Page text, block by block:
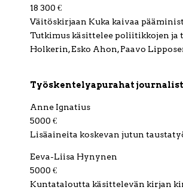
18 300 €
Väitöskirjaan Kuka kaivaa
Tutkimus käsittelee poliitikkojen
Holkerin, Esko Ahon, Paavo
Työskentelyapurahat
Anne Ignatius
5000 €
Lisäaineita koskevan jutun
Eeva-Liisa Hynynen
5000 €
Kuntataloutta käsittelevän kirjan